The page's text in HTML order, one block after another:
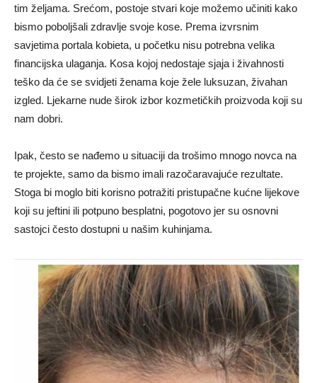
tim željama. Srećom, postoje stvari koje možemo učiniti kako
bismo poboljšali zdravlje svoje kose. Prema izvrsnim
savjetima portala kobieta, u početku nisu potrebna velika
financijska ulaganja. Kosa kojoj nedostaje sjaja i živahnosti
teško da će se svidjeti ženama koje žele luksuzan, živahan
izgled. Ljekarne nude širok izbor kozmetičkih proizvoda koji su
nam dobri.
Ipak, često se nađemo u situaciji da trošimo mnogo novca na
te projekte, samo da bismo imali razočaravajuće rezultate.
Stoga bi moglo biti korisno potražiti pristupačne kućne lijekove
koji su jeftini ili potpuno besplatni, pogotovo jer su osnovni
sastojci često dostupni u našim kuhinjama.